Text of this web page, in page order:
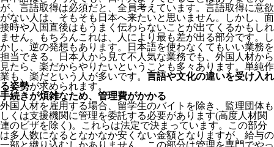
が、言語取得は必須だと、全員考えています。言語取得に意欲
がない人は、そもそも日本へ来たいと思いません。しかし、面
接時や入国直後はもうまく伝わらないことが出てくるかもしれ
ません。
もちろんこれは、人により最も差が出る部分です。し
かし、逆の発想もあります。日本語を使わなくてもいい業務を
担当できる。日本人から見て不人気な業務でも、外国人材から
見たら、楽だからやりたいということも多々あります。単純作
業も、楽だという人が多いです。 言語や文化の違いを受け入れ
る姿勢が求められます。
手続きが煩雑なため、管理費がかかる
外国人材を雇用する場合、留学生のバイトを除き、 監理団体も
しくは支援機関に管理を委託する必要があります(高度人材関
連のビザを除く)。これらは法定で決まっています。この部分
は多人数になるとなかなか安くない金額となりますが、給与の
一部と織り込むしかありません。この部分は管理を専門でやっ